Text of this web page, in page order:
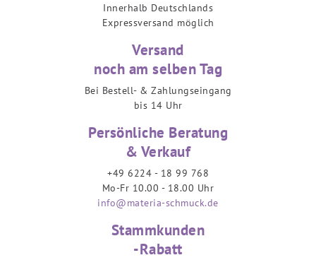
Innerhalb Deutschlands
Expressversand möglich
Versand
noch am selben Tag
Bei Bestell- & Zahlungseingang
bis 14 Uhr
Persönliche Beratung
& Verkauf
+49 6224 - 18 99 768
Mo-Fr 10.00 - 18.00 Uhr
info@materia-schmuck.de
Stammkunden
-Rabatt